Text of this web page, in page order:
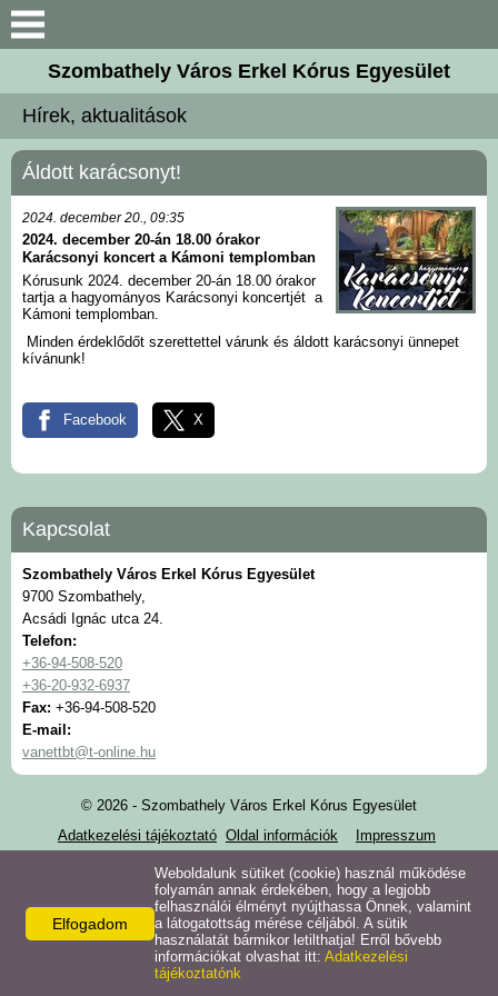
Keresés
Bemutatkozás
Hírek, aktualitások
Karnagyaink
Kórustagok
Kiadványaink
Szombathely Város Erkel Kórus Egyesület
Hírek, aktualitások
Áldott karácsonyt!
2024. december 20., 09:35
2024. december 20-án 18.00 órakor
Karácsonyi koncert a Kámoni templomban
Kórusunk 2024. december 20-án 18.00 órakor
tartja a hagyományos Karácsonyi koncertjét a
Kámoni templomban.
Minden érdeklődőt szerettettel várunk és áldott karácsonyi ünnepet
kívánunk!
Facebook X
Kapcsolat
Szombathely Város Erkel Kórus Egyesület
9700 Szombathely,
Acsádi Ignác utca 24.
Telefon:
+36-94-508-520
+36-20-932-6937
Fax: +36-94-508-520
E-mail:
vanettbt@t-online.hu
© 2026 - Szombathely Város Erkel Kórus Egyesület
Adatkezelési tájékoztató Oldal információk
Impresszum
Szombathely Város Erkel Kórus Egyesület
Elfogadom
Weboldalunk sütiket (cookie) használ működése
folyamán annak érdekében, hogy a legjobb
felhasználói élményt nyújthassa Önnek, valamint
a látogatottság mérése céljából. A sütik
használatát bármikor letilthatja! Erről bővebb
információkat olvashat itt: Adatkezelési
tájékoztatónk